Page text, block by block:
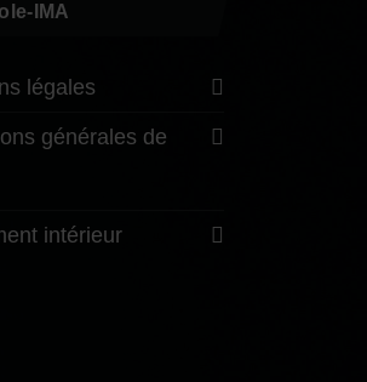
IMA
légales
générales de
intérieur